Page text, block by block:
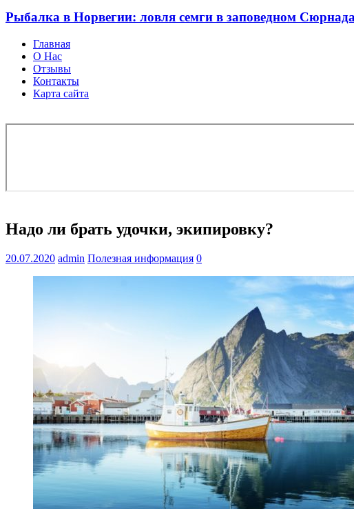
Рыбалка в Норвегии: ловля семги в заповедном
Главная
О Нас
Отзывы
Контакты
Карта сайта
Надо ли брать удочки, экипировку?
20.07.2020 admin Полезная информация 0